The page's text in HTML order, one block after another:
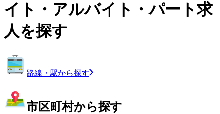
イト・アルバイト・パート求
人を探す
路線・駅から探す
市区町村から探す